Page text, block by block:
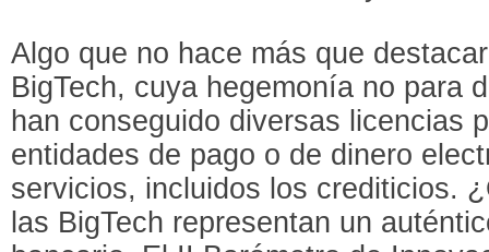
Algo que no hace más que
BigTech, cuya hegemonía no para
han conseguido diversas licencias
entidades de pago o de dinero
servicios, incluidos los crediticios.
las BigTech representan un